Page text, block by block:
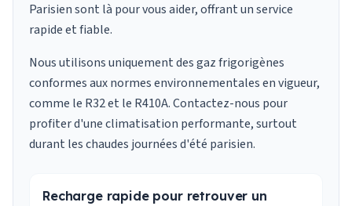
Parisien sont là pour vous aider, offrant un service
rapide et fiable.
Nous utilisons uniquement des gaz frigorigènes
conformes aux normes environnementales en vigueur,
comme le R32 et le R410A. Contactez-nous pour
profiter d'une climatisation performante, surtout
durant les chaudes journées d'été parisien.
Recharge rapide pour retrouver un